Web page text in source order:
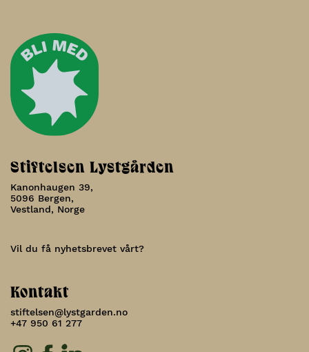
Stiftelsen Lystgården
Kanonhaugen 39,
5096 Bergen,
Vestland, Norge
Vil du få nyhetsbrevet vårt?
Kontakt
stiftelsen@lystgarden.no
+47 950 61 277